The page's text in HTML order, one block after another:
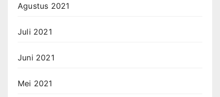
Agustus 2021
Juli 2021
Juni 2021
Mei 2021